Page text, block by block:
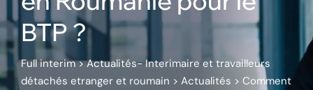
BTP ?
Full interim>Actualités- Interimaire et travailleurs
détachés etranger et roumain > Actualités > Comment